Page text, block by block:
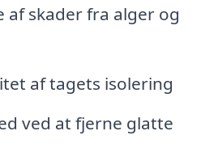
af skader fra alger og
af tagets isolering
ved at fjerne glatte